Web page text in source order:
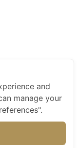
and
manage your